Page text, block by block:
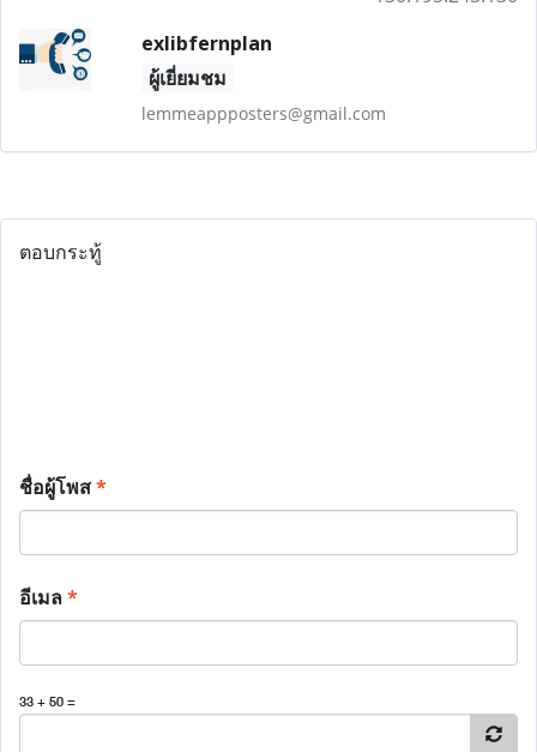
exlibfernplan
ผู้เยี่ยมชม
lemmeappposters@gmail.com
ตอบกระทู้
ชื่อผู้โพส*
อีเมล*
33 + 50 =